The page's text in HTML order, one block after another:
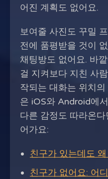
어진 계획도 없어요.
보여줄 사진도 꾸밀
전에 품평받을 것이
채팅방도 없어요. 바
걸 지켜보다 지친 사
작되는 대화는 위치
은 iOS와 Android에
다른 감정도 따라온
어가요:
친구가 있는데도
친구가 없어요: 어